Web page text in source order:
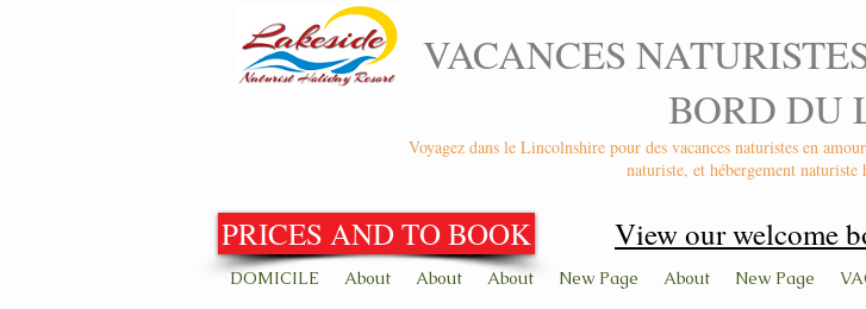
VACANCES
BORD DU
Voyagez dans le Lincolnshire pour des vacances naturistes en
naturiste, et hébergement naturiste
PRICES AND TO BOOK View our welcome
DOMICILE About About About New Page About New Page